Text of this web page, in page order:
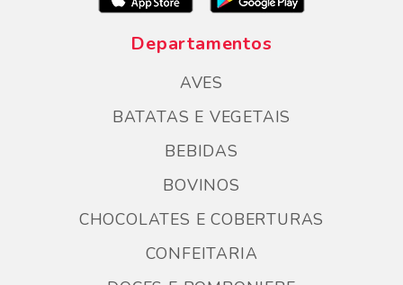
Departamentos
AVES
BATATAS E VEGETAIS
BEBIDAS
BOVINOS
CHOCOLATES E COBERTURAS
CONFEITARIA